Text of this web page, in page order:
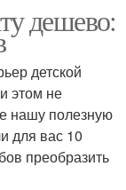
дешево:
детской
этом не
нашу полезную
для вас 10
преобразить